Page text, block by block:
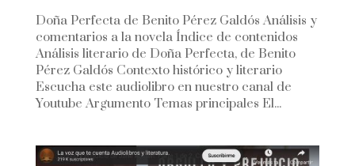
Doña Perfecta de Benito Pérez Galdós Análisis y
comentarios a la novela Índice de contenidos
Análisis literario de Doña Perfecta, de Benito
Pérez Galdós Contexto histórico y literario
Escucha este audiolibro en nuestro canal de
Youtube Argumento Temas principales El...